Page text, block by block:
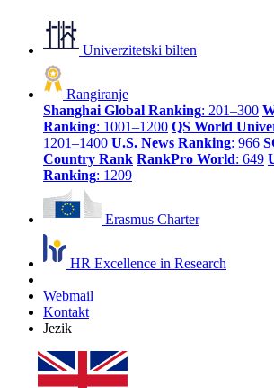
Univerzitetski bilten
Rangiranje
Shanghai Global Ranking: 201–300
Ranking: 1001–1200 QS World
1201–1400 U.S. News Ranking: 966
Country Rank RankPro World: 649
Ranking: 1209
Erasmus Charter
HR Excellence in Research
Webmail
Kontakt
Jezik